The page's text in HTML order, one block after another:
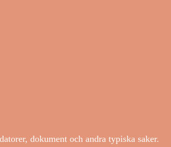
dokument och andra typiska saker.